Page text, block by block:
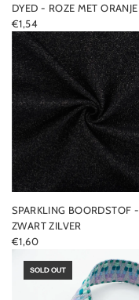
DYED - ROZE MET ORANJE
€1,54
SPARKLING BOORDSTOF -
ZWART ZILVER
€1,60
SOLD OUT